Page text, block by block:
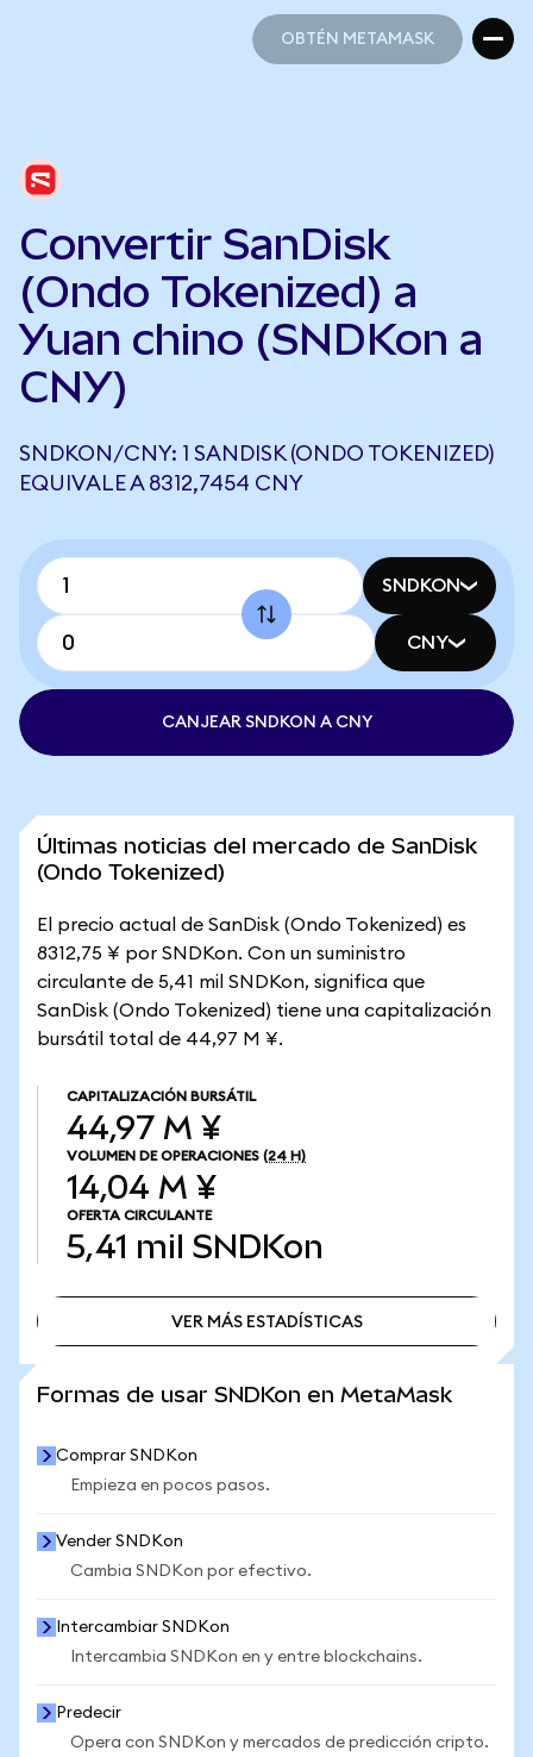
OBTÉN METAMASK
Convertir SanDisk
(Ondo Tokenized) a
Yuan chino (SNDKon a
CNY)
SNDKON/CNY: 1 SANDISK (ONDO TOKENIZED)
EQUIVALE A 8312,7454 CNY
SNDKON
CNY
CANJEAR SNDKON A CNY
Últimas noticias del mercado de SanDisk
(Ondo Tokenized)
El precio actual de SanDisk (Ondo Tokenized) es
8312,75 ¥ por SNDKon. Con un suministro
circulante de 5,41 mil SNDKon, significa que
SanDisk (Ondo Tokenized) tiene una capitalización
bursátil total de 44,97 M ¥.
CAPITALIZACIÓN BURSÁTIL
44,97 M ¥
VOLUMEN DE OPERACIONES (24 H)
14,04 M ¥
OFERTA CIRCULANTE
5,41 mil SNDKon
VER MÁS ESTADÍSTICAS
Formas de usar SNDKon en MetaMask
Comprar SNDKon
Empieza en pocos pasos.
Vender SNDKon
Cambia SNDKon por efectivo.
Intercambiar SNDKon
Intercambia SNDKon en y entre blockchains.
Predecir
Opera con SNDKon y mercados de predicción cripto.